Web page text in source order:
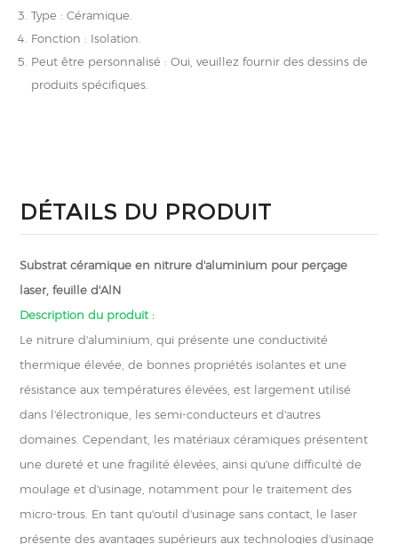
Type : Céramique.
Fonction : Isolation.
Peut être personnalisé : Oui, veuillez fournir des dessins de
produits spécifiques.
DÉTAILS DU PRODUIT
Substrat céramique en nitrure d'aluminium pour perçage
laser, feuille d'AlN
Description du produit :
Le nitrure d'aluminium, qui présente une conductivité
thermique élevée, de bonnes propriétés isolantes et une
résistance aux températures élevées, est largement utilisé
dans l'électronique, les semi-conducteurs et d'autres
domaines. Cependant, les matériaux céramiques présentent
une dureté et une fragilité élevées, ainsi qu'une difficulté de
moulage et d'usinage, notamment pour le traitement des
micro-trous. En tant qu'outil d'usinage sans contact, le laser
présente des avantages supérieurs aux technologies d'usinage